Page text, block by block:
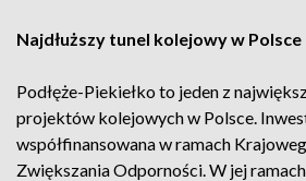
Najdłuższy tunel kolejowy w Polsce
Podłęże-Piekiełko to jeden z
projektów kolejowych w Polsce.
współfinansowana w ramach
Zwiększania Odporności. W jej